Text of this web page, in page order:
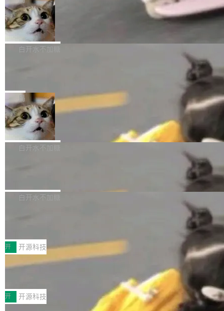
l 迁移或唤醒时，新宿主从 S3 恢复 SQLite 数据
库继续执行。存储库是持久化的唯一真相...
te 17 Pro、OPPO K15，要么是vivo X300 E这
样的次旗舰。 Galaxy Z Fold8 Ultra / Z Fold8 /
Z Flip8三款折叠屏新机均在7月22日发布，且全
部搭载骁龙8 Elite Gen5 for Galaxy，它们本该
本控制系统。目前处于 Early Access 阶段。 De
ltaDB 的核心思路直接写在 landing page 最显
眼的位置：「Software is made between com
mits」——软件是在 commit 之间写出来的。git
是把这段空隙补上。 回退到任何一次编辑：Delt
aDB 捕获 commit 之间的每一次操作，...
SpaceXAI 单季资本开支达 183 亿美元
根据风险投资人Tomer Tunguz 博客（VC 分
析）披露的最新分析与第二季度业绩报告，Spac
微软同期总资本开支的四成。 与亚马逊、Alpha
bet、微软以及 Meta 等传统科技巨头相比，Spa
ceXAI的资金消耗速度尤为引人瞩目。然而，支
撑庞大支出的资金来源却呈现出截然不同的面
貌。数据显示，微软和 Meta 主要依托充沛的经
白开水不加糖
一个在终端里运行的编程 agent；Muse Spark
1.2，驱动这个 agent 的新模型。一句话概括：
你可以用 curl -fsSL https://dev.meta.ai/install.
sh | bash 安装一个能在大项目里自动规划、写
代码、验证结果的 AI 终端工具。 据介绍，Muse
个主 agent 循环，外加一组后台 agent。这些后
局
美团开源 LoHoSearch，用知识图谱校
准 AI 能力认知
机器出题的前提，是让机器拥有全局视野。整个
构建流程可以分为四个环节：建图 → 控制难度
白开水不加糖
库，并将作为transport接入Mooncake TENT。
MPComm将作为一种传输引擎接入Mooncake T
ENT，实现零拷贝传输性能提升30%、非零拷贝
传输性能最高提升5倍。UCL-MPComm底层基
于自研UCL-Engine通信引擎，后续腾讯网平将
持续开源更多基于UCL-Engine的高性能通信组
件。 腾讯网平团队在UCL-MPComm中实现了一
白开水不加糖
型案例入选名单》，深信服“面向企业研发场景的
开源 AI 编程平台 CoStrict 应用”凭借卓越的技术
创新与落地成效成功入选。 全链路私有化部署，
助力企业AI研发安全落地 当前，越来越多企业已
经开始引入 AI Coding 工具，通过调用公有云模
型或企业内部部署模型提升研发效率。但随着 AI
开 开源科技
深信服AI算力网关入选工信部人工智能
前不久，工业和信息化部正式发布《2025年人工
智能应用典型案例名单》，集中展示人工智能在
各领域的应用成果，覆盖技术底座、行业赋能、
开 开源科技